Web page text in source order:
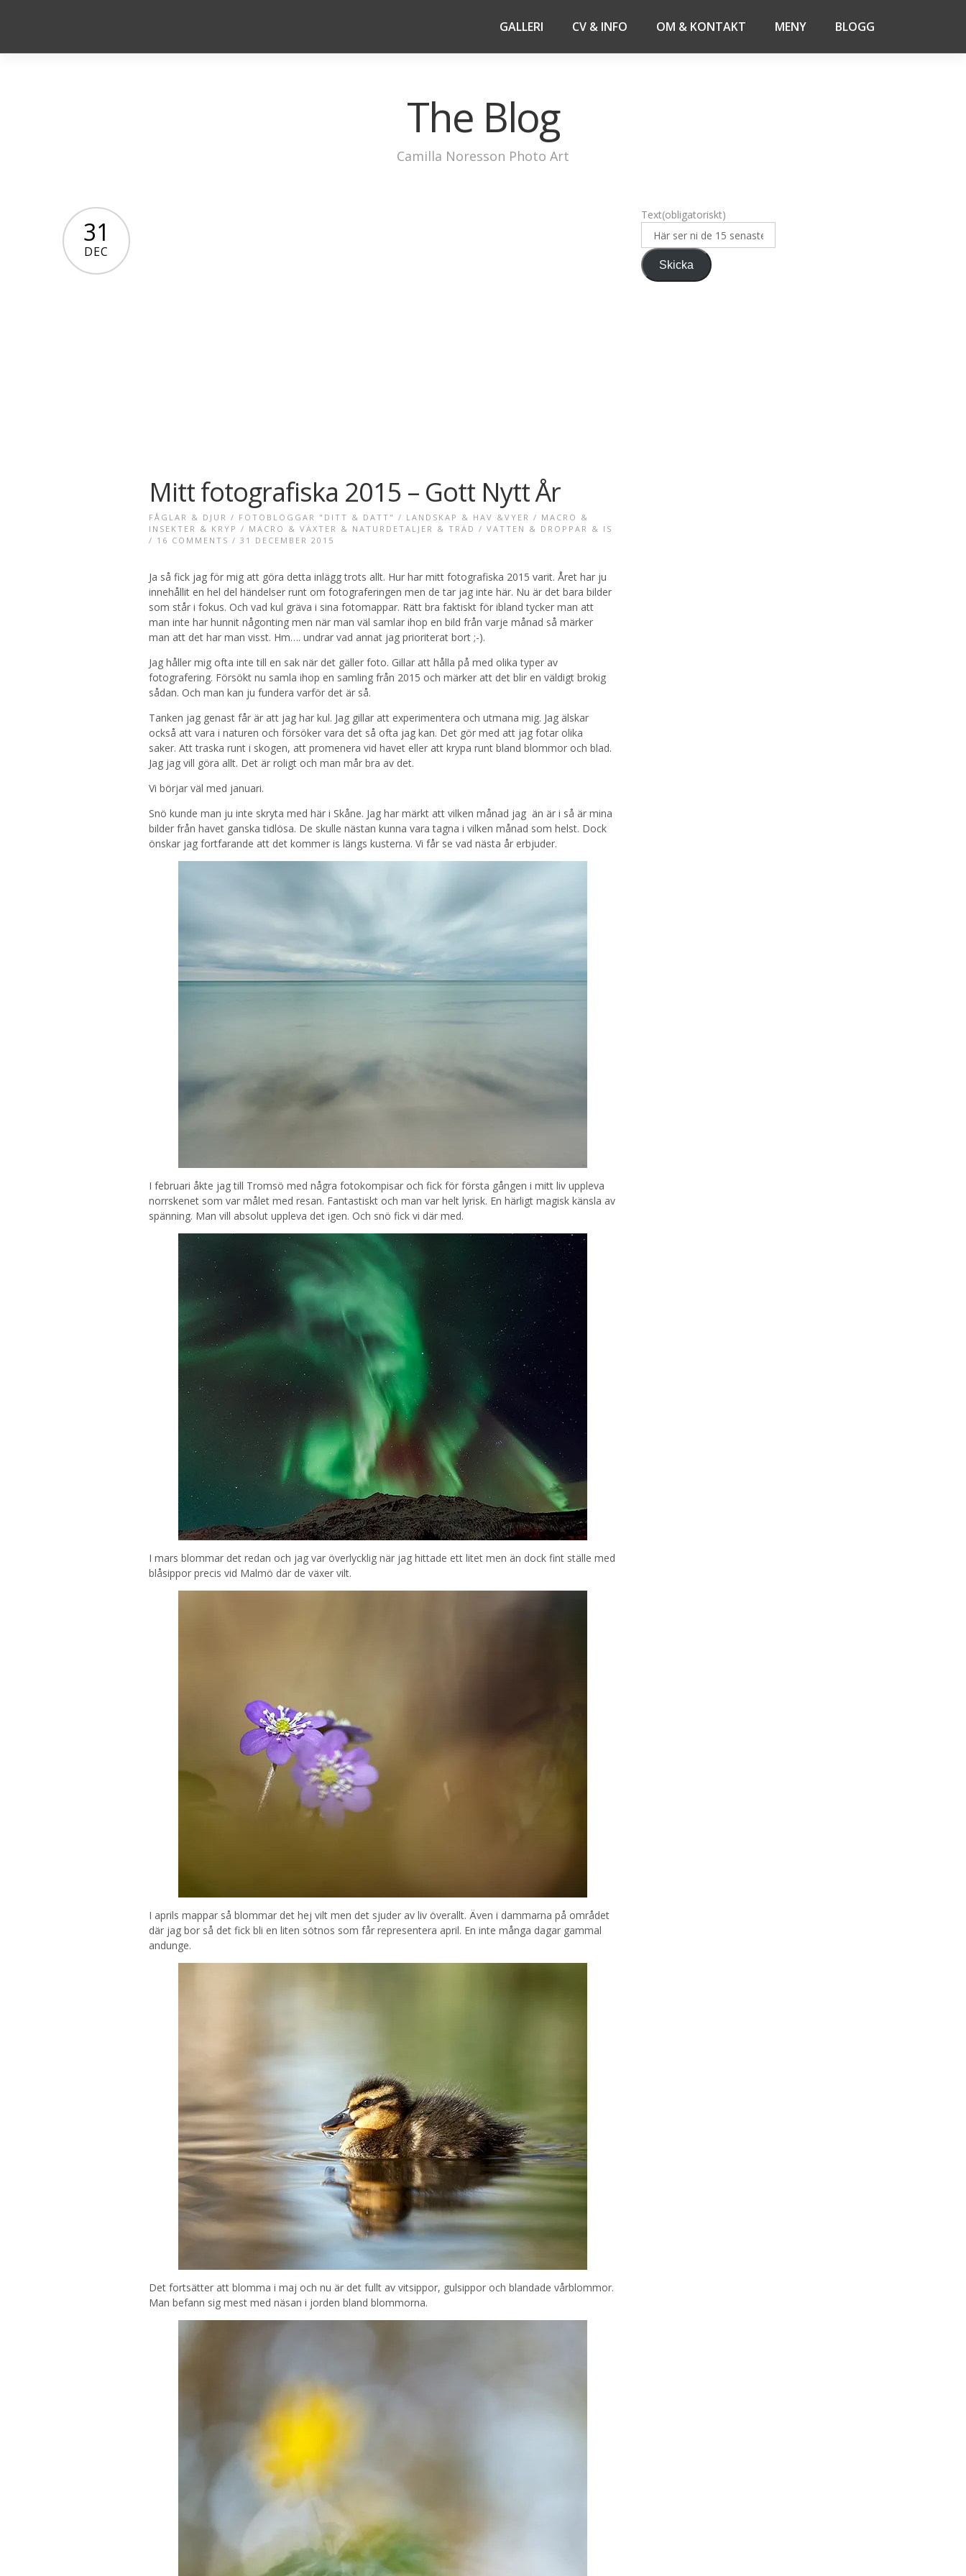
GALLERI CV & INFO OM & KONTAKT MENY BLOGG
The Blog
Camilla Noresson Photo Art
31
DEC
Mitt fotografiska 2015 – Gott Nytt År
FÅGLAR & DJUR / FOTOBLOGGAR "DITT & DATT" / LANDSKAP & HAV &VYER / MACRO &
INSEKTER & KRYP / MACRO & VÄXTER & NATURDETALJER & TRÄD / VATTEN & DROPPAR & IS
/ 16 COMMENTS / 31 DECEMBER 2015
Ja så fick jag för mig att göra detta inlägg trots allt. Hur har mitt fotografiska 2015 varit. Året har ju
innehållit en hel del händelser runt om fotograferingen men de tar jag inte här. Nu är det bara bilder
som står i fokus. Och vad kul gräva i sina fotomappar. Rätt bra faktiskt för ibland tycker man att
man inte har hunnit någonting men när man väl samlar ihop en bild från varje månad så märker
man att det har man visst. Hm…. undrar vad annat jag prioriterat bort ;-).
Jag håller mig ofta inte till en sak när det gäller foto. Gillar att hålla på med olika typer av
fotografering. Försökt nu samla ihop en samling från 2015 och märker att det blir en väldigt brokig
sådan. Och man kan ju fundera varför det är så.
Tanken jag genast får är att jag har kul. Jag gillar att experimentera och utmana mig. Jag älskar
också att vara i naturen och försöker vara det så ofta jag kan. Det gör med att jag fotar olika
saker. Att traska runt i skogen, att promenera vid havet eller att krypa runt bland blommor och blad.
Jag jag vill göra allt. Det är roligt och man mår bra av det.
Vi börjar väl med januari.
Snö kunde man ju inte skryta med här i Skåne. Jag har märkt att vilken månad jag än är i så är mina
bilder från havet ganska tidlösa. De skulle nästan kunna vara tagna i vilken månad som helst. Dock
önskar jag fortfarande att det kommer is längs kusterna. Vi får se vad nästa år erbjuder.
I februari åkte jag till Tromsö med några fotokompisar och fick för första gången i mitt liv uppleva
norrskenet som var målet med resan. Fantastiskt och man var helt lyrisk. En härligt magisk känsla av
spänning. Man vill absolut uppleva det igen. Och snö fick vi där med.
I mars blommar det redan och jag var överlycklig när jag hittade ett litet men än dock fint ställe med
blåsippor precis vid Malmö där de växer vilt.
I aprils mappar så blommar det hej vilt men det sjuder av liv överallt. Även i dammarna på området
där jag bor så det fick bli en liten sötnos som får representera april. En inte många dagar gammal
andunge.
Det fortsätter att blomma i maj och nu är det fullt av vitsippor, gulsippor och blandade vårblommor.
Man befann sig mest med näsan i jorden bland blommorna.
Text(obligatoriskt)
Skicka